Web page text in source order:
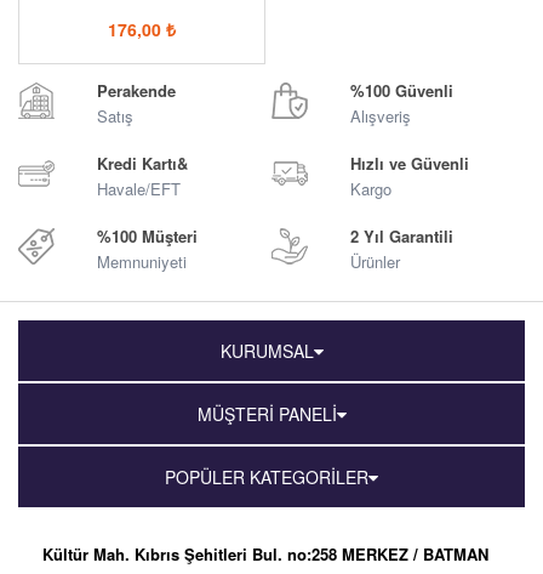
176,00 ₺
Perakende
Satış
%100 Güvenli
Alışveriş
Kredi Kartı&
Havale/EFT
Hızlı ve Güvenli
Kargo
%100 Müşteri
Memnuniyeti
2 Yıl Garantili
Ürünler
KURUMSAL
MÜŞTERİ PANELİ
POPÜLER KATEGORİLER
Kültür Mah. Kıbrıs Şehitleri Bul. no:258 MERKEZ / BATMAN